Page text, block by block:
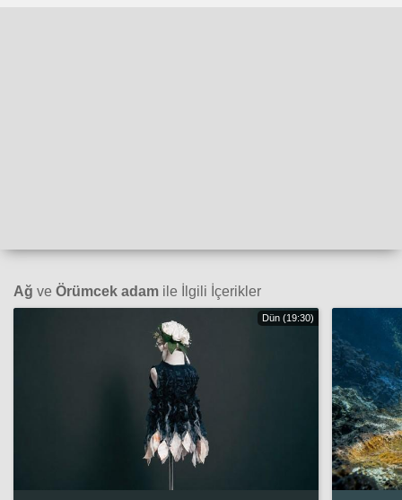
Ağ ve Örümcek adam ile İlgili İçerikler
Dün (19:30)